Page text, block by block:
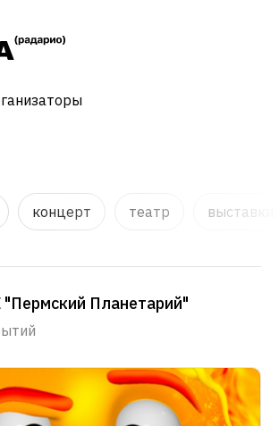
концерт театр
Планетарий"